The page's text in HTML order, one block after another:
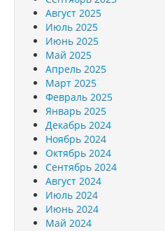
Август 2025
Июль 2025
Июнь 2025
Май 2025
Апрель 2025
Март 2025
Февраль 2025
Январь 2025
Декабрь 2024
Ноябрь 2024
Октябрь 2024
Сентябрь 2024
Август 2024
Июль 2024
Июнь 2024
Май 2024